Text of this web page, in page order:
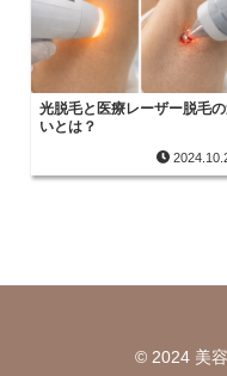
光脱毛と医療レーザー脱毛
いとは？
© 2024 美